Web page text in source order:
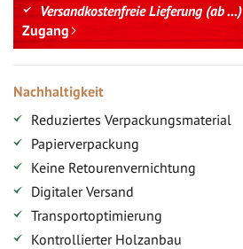
Versandkostenfreie Lieferung (ab ...)
Zugang
Nachhaltigkeit
Reduziertes Verpackungsmaterial
Papierverpackung
Keine Retourenvernichtung
Digitaler Versand
Transportoptimierung
Kontrollierter Holzanbau